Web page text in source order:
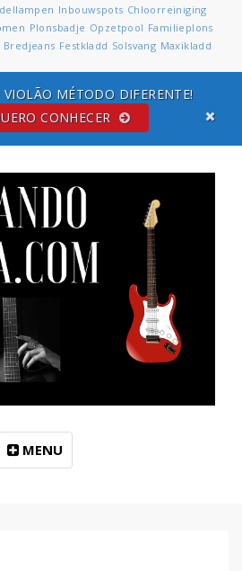
Inbouwspots Chloorreiniging
Plonsbadje Opzetpool Familieplons
Bredjeans Festkladd Solsvang Maxikladd
CONHECER
MENU